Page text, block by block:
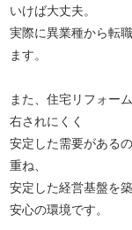
いけば大丈夫。
実際に異業種から転
ます。
また、住宅リフォー
右されにくく
安定した需要がある
重ね、
安定した経営基盤を
安心の環境です。